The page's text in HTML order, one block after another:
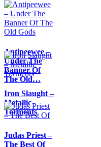
Antipeewee –
Under The
Banner Of
The Old…
Iron Slaught –
Metallic
Torments
Judas Priest –
The Best Of